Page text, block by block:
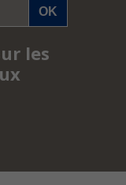
les